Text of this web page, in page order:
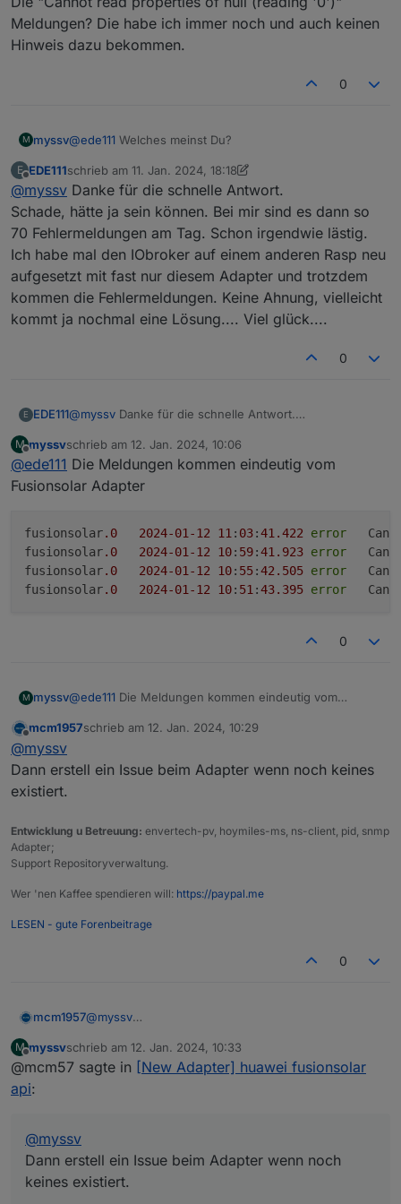
Meldungen? Die habe ich immer noch und auch keinen
Hinweis dazu bekommen.
0
M myssv@ede111 Welches meinst Du?
Die "Cannot read properties of null (reading '0')"
Meldungen? Die habe ich immer noch und auch keinen
Hinweis dazu bekommen.
E EDE111schrieb am 11. Jan. 2024, 18:18
zuletzt editiert von EDE111 1. Nov. 2024, 19:19
@myssv Danke für die schnelle Antwort.
Schade, hätte ja sein können. Bei mir sind es dann so
70 Fehlermeldungen am Tag. Schon irgendwie lästig.
Ich habe mal den IObroker auf einem anderen Rasp neu
aufgesetzt mit fast nur diesem Adapter und trotzdem
kommen die Fehlermeldungen. Keine Ahnung, vielleicht
kommt ja nochmal eine Lösung.... Viel glück....
0
E EDE111@myssv Danke für die schnelle Antwort.
70 Fehlermeldungen am Tag. Schon irgendwie lästig.
Ich habe mal den IObroker auf einem anderen Rasp neu
aufgesetzt mit fast nur diesem Adapter und trotzdem
M
Offline
myssvschrieb am 12. Jan. 2024, 10:06
zuletzt editiert von
@ede111 Die Meldungen kommen eindeutig vom
Fusionsolar Adapter
fusionsolar.0 2024-01-12 11: 03:41.422 error
fusionsolar.0 2024-01-12 10: 59:41.923 error
fusionsolar.0 2024-01-12 10: 55:42.505 error
fusionsolar.0 2024-01-12 10: 51:43.395 error
0
M myssv@ede111 Die Meldungen kommen eindeutig vom
fusionsolar.0	2024-01-12 11:03:41.422
fusionsolar.0	2024-01-12 10:55:42.505
mcm1957schrieb am 12. Jan. 2024, 10:29
zuletzt editiert von
@myssv
Dann erstell ein Issue beim Adapter wenn noch keines
existiert.
Entwicklung u Betreuung: envertech-pv, hoymiles-ms, ns-client, pid, snmp
Adapter;
Support Repositoryverwaltung.
Wer 'nen Kaffee spendieren will: https://paypal.me
LESEN - gute Forenbeitrage
0
mcm1957@myssv
keines existiert.
M
Offline
myssvschrieb am 12. Jan. 2024, 10:33
zuletzt editiert von
@mcm57 sagte in [New Adapter] huawei fusionsolar
api:
@myssv
Dann erstell ein Issue beim Adapter wenn noch
keines existiert.